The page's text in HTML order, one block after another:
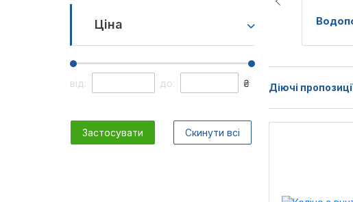
Ціна
від: до: ₴
Застосувати Скинути всі
Діючі